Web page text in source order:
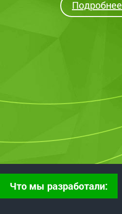
Подробнее
Что мы разработали: